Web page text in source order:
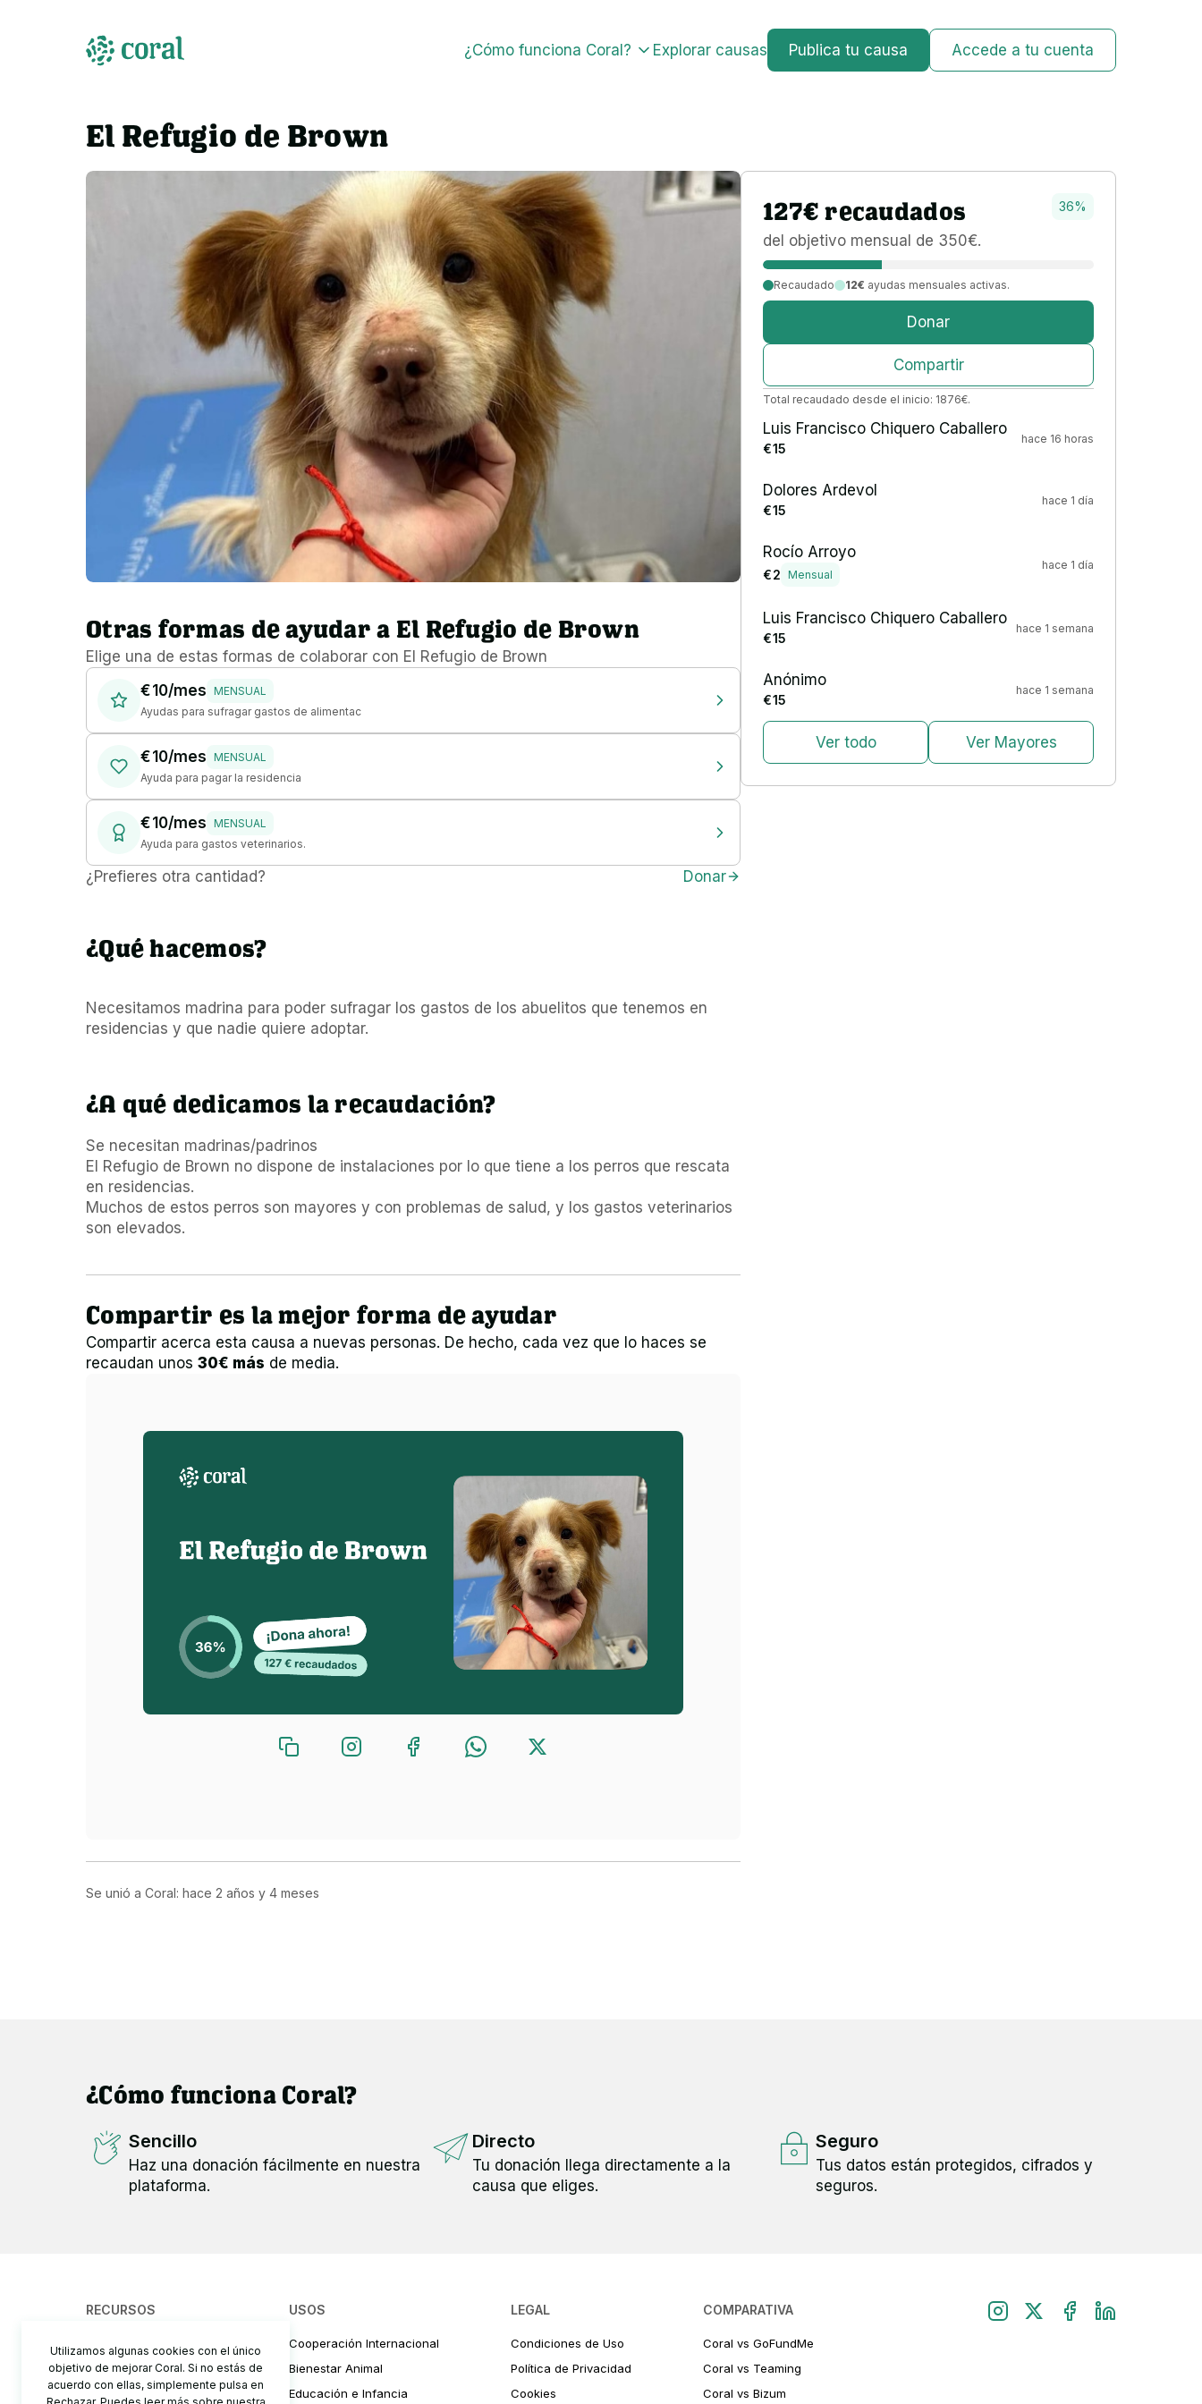
¿Cómo funciona Coral? Explorar causas Publica tu causa Accede a tu cuenta
El Refugio de Brown
Otras formas de ayudar a El Refugio de Brown
Elige una de estas formas de colaborar con El Refugio de Brown
€ 10/mes MENSUAL
Ayudas para sufragar gastos de alimentac
€ 10/mes MENSUAL
Ayuda para pagar la residencia
€ 10/mes MENSUAL
Ayuda para gastos veterinarios.
¿Prefieres otra cantidad? Donar
¿Qué hacemos?
Necesitamos madrina para poder sufragar los gastos de los abuelitos que tenemos en
residencias y que nadie quiere adoptar.
¿A qué dedicamos la recaudación?
Se necesitan madrinas/padrinos
El Refugio de Brown no dispone de instalaciones por lo que tiene a los perros que rescata
en residencias.
Muchos de estos perros son mayores y con problemas de salud, y los gastos veterinarios
Compartir es la mejor forma de ayudar
Compartir acerca esta causa a nuevas personas. De hecho, cada vez que lo haces se
recaudan unos 30€ más de media.
Se unió a Coral: hace 2 años y 4 meses
127€ recaudados
del objetivo mensual de 350€.
36%
Recaudado 12€ ayudas mensuales activas.
Donar
Compartir
Total recaudado desde el inicio: 1876€.
Luis Francisco Chiquero Caballero
€ 15
hace 16 horas
Dolores Ardevol
€ 15
hace 1 día
Rocío Arroyo
€ 2 Mensual
hace 1 día
Luis Francisco Chiquero Caballero
€ 15
hace 1 semana
Anónimo
€ 15
hace 1 semana
Ver todo Ver Mayores
¿Cómo funciona Coral?
Sencillo
Haz una donación fácilmente en nuestra
plataforma.
Directo
Tu donación llega directamente a la
causa que eliges.
Seguro
Tus datos están protegidos, cifrados y
seguros.
RECURSOS
Precios y comisiones
Cómo recaudar fondos
USOS
Cooperación Internacional
Bienestar Animal
Educación e Infancia
LEGAL
Condiciones de Uso
Política de Privacidad
Cookies
COMPARATIVA
Coral vs GoFundMe
Coral vs Teaming
Coral vs Bizum
Utilizamos algunas cookies con el único
objetivo de mejorar Coral. Si no estás de
acuerdo con ellas, simplemente pulsa en